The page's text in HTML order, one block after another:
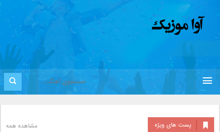
پست های ویژه مشاهده همه